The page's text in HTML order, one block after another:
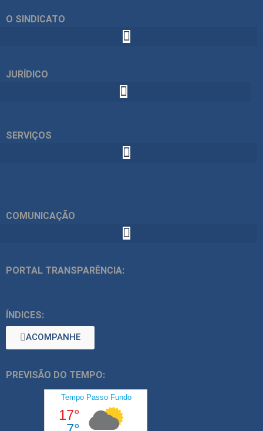
O SINDICATO
JURÍDICO
SERVIÇOS
COMUNICAÇÃO
PORTAL TRANSPARÊNCIA:
ÍNDICES:
ACOMPANHE
PREVISÃO DO TEMPO: